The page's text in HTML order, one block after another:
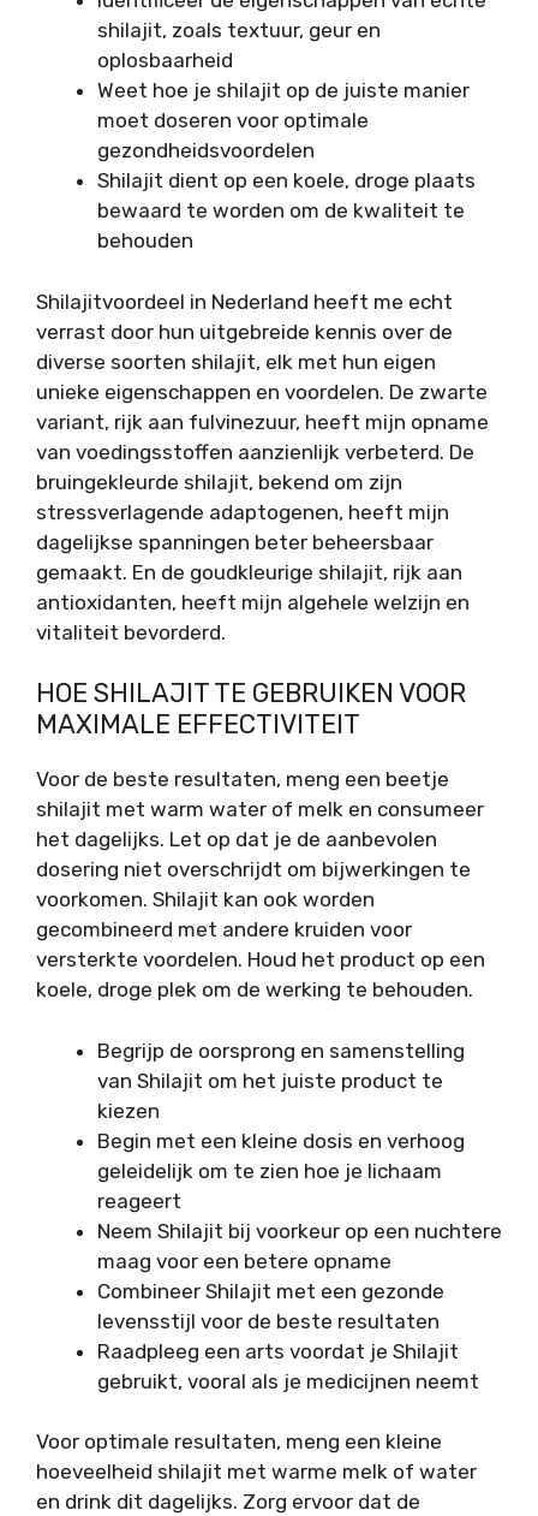
shilajit, zoals textuur, geur en
oplosbaarheid
Weet hoe je shilajit op de juiste manier
moet doseren voor optimale
gezondheidsvoordelen
Shilajit dient op een koele, droge plaats
bewaard te worden om de kwaliteit te
behouden
Shilajitvoordeel in Nederland heeft me echt
verrast door hun uitgebreide kennis over de
diverse soorten shilajit, elk met hun eigen
unieke eigenschappen en voordelen. De zwarte
variant, rijk aan fulvinezuur, heeft mijn opname
van voedingsstoffen aanzienlijk verbeterd. De
bruingekleurde shilajit, bekend om zijn
stressverlagende adaptogenen, heeft mijn
dagelijkse spanningen beter beheersbaar
gemaakt. En de goudkleurige shilajit, rijk aan
antioxidanten, heeft mijn algehele welzijn en
vitaliteit bevorderd.
HOE SHILAJIT TE GEBRUIKEN VOOR
MAXIMALE EFFECTIVITEIT
Voor de beste resultaten, meng een beetje
shilajit met warm water of melk en consumeer
het dagelijks. Let op dat je de aanbevolen
dosering niet overschrijdt om bijwerkingen te
voorkomen. Shilajit kan ook worden
gecombineerd met andere kruiden voor
versterkte voordelen. Houd het product op een
koele, droge plek om de werking te behouden.
Begrijp de oorsprong en samenstelling
van Shilajit om het juiste product te
kiezen
Begin met een kleine dosis en verhoog
geleidelijk om te zien hoe je lichaam
reageert
Neem Shilajit bij voorkeur op een nuchtere
maag voor een betere opname
Combineer Shilajit met een gezonde
levensstijl voor de beste resultaten
Raadpleeg een arts voordat je Shilajit
gebruikt, vooral als je medicijnen neemt
Voor optimale resultaten, meng een kleine
hoeveelheid shilajit met warme melk of water
en drink dit dagelijks. Zorg ervoor dat de